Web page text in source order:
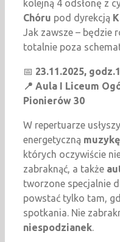
kolejną 4 odsłonę z
Chóru pod dyrekcją
Jak zawsze – będzie
totalnie poza
📅 23.11.2025,
📍 Aula I Liceum
Pionierów 30
W repertuarze
energetyczną
których oczywiście
zabraknąć, a także
tworzone specjalnie
powstać tylko tam,
spotkania. Nie
niespodzianek.